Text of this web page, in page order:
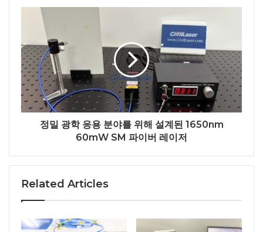
정밀 광학 응용 분야를 위해 설계된 1650nm
60mW SM 파이버 레이저
Related Articles